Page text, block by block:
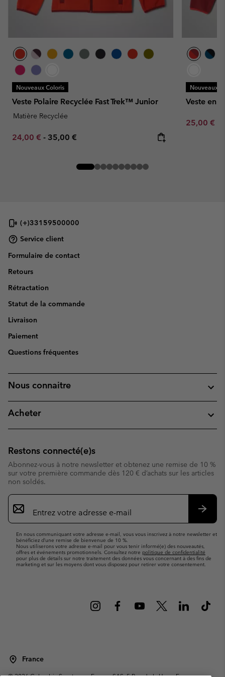
Nouveaux Coloris
Veste Polaire Recyclée Fast Trek™ Junior
Matière Recyclée
Minimum sale price:
24,00 € - Maximum price:
35,00 €
Nouveaux
Veste en
Minimum
25,00 €
(+)33159500000
Service client
Formulaire de contact
Retours
Rétractation
Statut de la commande
Livraison
Paiement
Questions fréquentes
Nous connaitre
Acheter
Restons connecté(e)s
Abonnez-vous à notre newsletter et obtenez une remise de 10 %
sur votre première commande dès 120 € d’achats sur les articles
non soldés.
Inscription
par
e-
En nous communiquant votre adresse e-mail, vous vous inscrivez à notre newsletter et
bénéficiez d’une remise de bienvenue de 10 %.
Nous utiliserons votre adresse e-mail pour vous tenir informé(e) des nouveautés,
offres et événements promotionnels. Consultez notre politique de confidentialité
pour plus de détails sur notre traitement des données vous concernant à des fins de
marketing et sur les moyens dont vous disposez pour retirer votre consentement.
France